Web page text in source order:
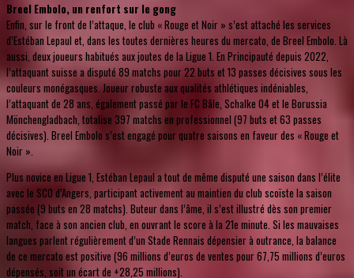
Breel Embolo, un renfort sur le gong
Enfin, sur le front de l’attaque, le club « Rouge et Noir » s’est attaché les services
d’Estéban Lepaul et, dans les toutes dernières heures du mercato, de Breel Embolo. Là
aussi, deux joueurs habitués aux joutes de la Ligue 1. En Principauté depuis 2022,
l’attaquant suisse a disputé 89 matchs pour 22 buts et 13 passes décisives sous les
couleurs monégasques. Joueur robuste aux qualités athlétiques indéniables,
l’attaquant de 28 ans, également passé par le FC Bâle, Schalke 04 et le Borussia
Mönchengladbach, totalise 397 matchs en professionnel (97 buts et 63 passes
décisives). Breel Embolo s’est engagé pour quatre saisons en faveur des « Rouge et
Noir ».
Plus novice en Ligue 1, Estéban Lepaul a tout de même disputé une saison dans l’élite
avec le SCO d’Angers, participant activement au maintien du club scoïste la saison
passée (9 buts en 28 matchs). Buteur dans l’âme, il s’est illustré dès son premier
match, face à son ancien club, en ouvrant le score à la 21e minute. Si les mauvaises
langues parlent régulièrement d’un Stade Rennais dépensier à outrance, la balance
de ce mercato est positive (96 millions d’euros de ventes pour 67,75 millions d’euros
dépensés, soit un écart de +28,25 millions).